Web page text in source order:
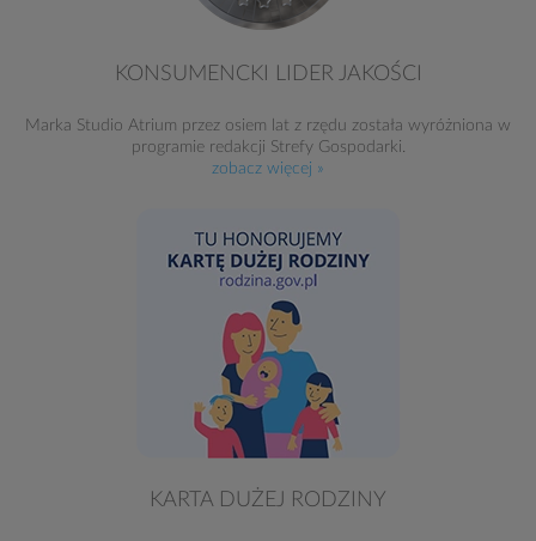
KONSUMENCKI LIDER JAKOŚCI
Marka Studio Atrium przez osiem lat z rzędu została wyróżniona w
programie redakcji Strefy Gospodarki.
zobacz więcej »
KARTA DUŻEJ RODZINY